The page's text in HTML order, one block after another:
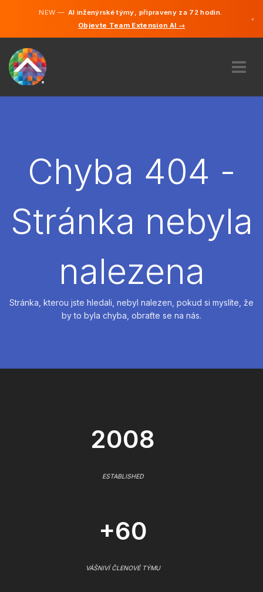
NEW —AI inženýrské týmy, připraveny za 72 hodin.
Objevte Team Extension AI →
×
NAJMOUT
CS
Angličtina
Chyba 404 -
Stránka nebyla
nalezena
Stránka, kterou jste hledali, nebyl nalezen, pokud si myslíte, že
by to byla chyba, obraťte se na nás.
2008
ESTABLISHED
+60
VÁŠNIVÍ ČLENOVÉ TÝMU